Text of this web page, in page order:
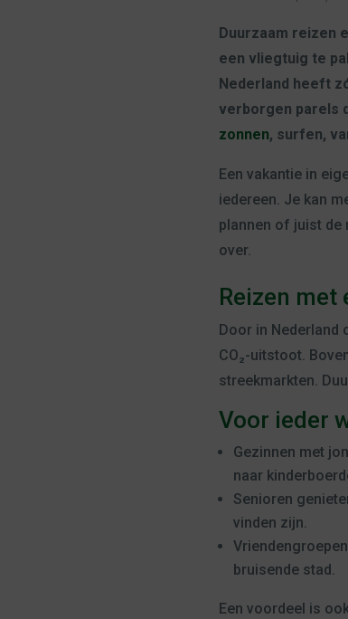
Duurzaam reizen
een vliegtuig te
Nederland heeft
verborgen parels
zonnen, surfen,
Een vakantie in
iedereen. Je kan
plannen of juist de
over.
Reizen
Door in Nederland
CO₂-uitstoot.
streekmarkten.
Voor ieder
Gezinnen met
naar
Senioren
vinden zijn.
bruisende stad.
Een voordeel is